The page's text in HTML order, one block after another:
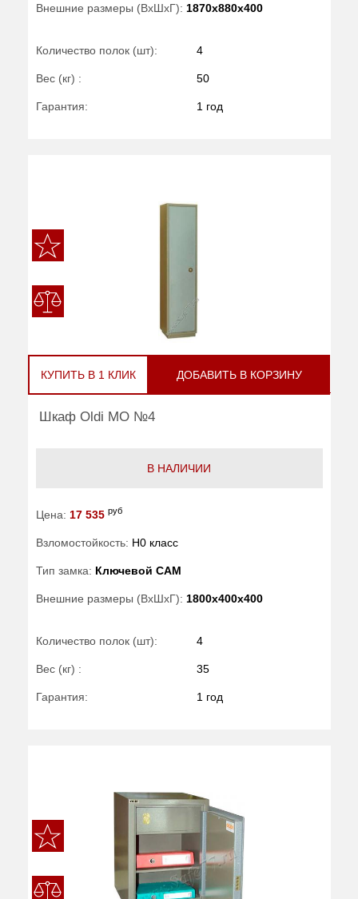
Внешние размеры (ВхШхГ): 1870x880x400
Количество полок (шт): 4
Вес (кг) : 50
Гарантия: 1 год
КУПИТЬ В 1 КЛИК ДОБАВИТЬ В КОРЗИНУ
Шкаф Oldi МО №4
В НАЛИЧИИ
Цена: 17 535 руб
Взломостойкость: H0 класс
Тип замка: Ключевой САМ
Внешние размеры (ВхШхГ): 1800x400x400
Количество полок (шт): 4
Вес (кг) : 35
Гарантия: 1 год